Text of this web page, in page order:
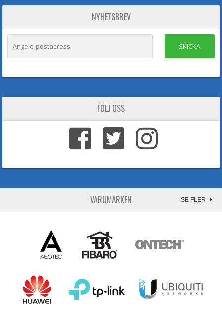
NYHETSBREV
SKICKA
FÖLJ OSS
VARUMÄRKEN SE FLER